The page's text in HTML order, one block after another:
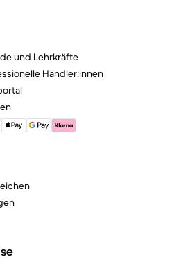
und Lehrkräfte
Händler:innen